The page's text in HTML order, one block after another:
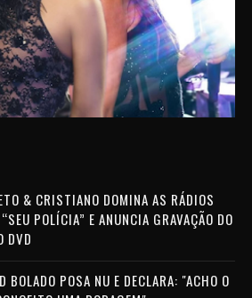
& CRISTIANO DOMINA AS RÁDIOS
POLÍCIA” E ANUNCIA GRAVAÇÃO DO
DVD
BOLADO POSA NU E DECLARA: "ACHO O